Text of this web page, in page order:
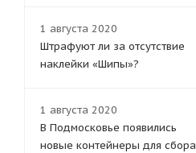
1 августа 2020
Штрафуют ли за отсутствие
наклейки «Шипы»?
1 августа 2020
В Подмосковье появились
новые контейнеры для сбора